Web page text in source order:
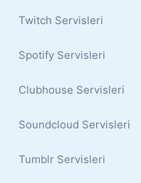
Twitch Servisleri
Spotify Servisleri
Clubhouse Servisleri
Soundcloud Servisleri
Tumblr Servisleri